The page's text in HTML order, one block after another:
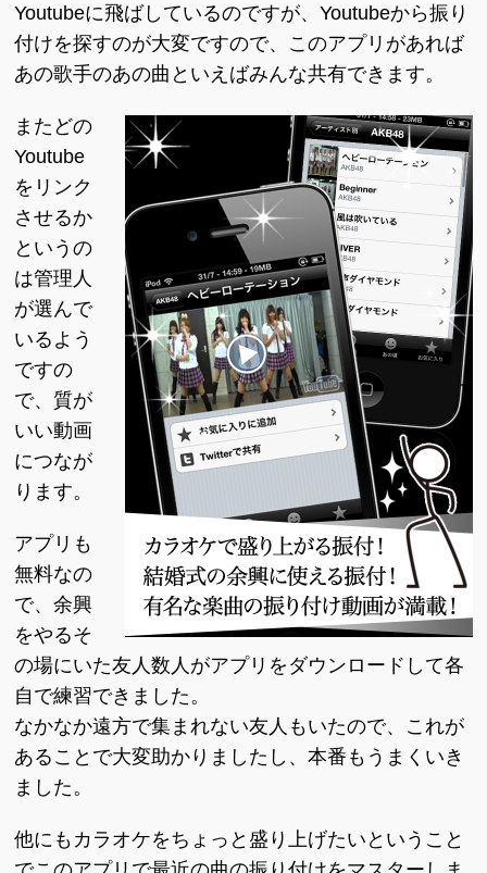
Youtubeに飛ばしているのですが、Youtubeから振り
付けを探すのが大変ですので、このアプリがあれば
あの歌手のあの曲といえばみんな共有できます。
またどの
Youtube
をリンク
させるか
というの
は管理人
が選んで
いるよう
ですの
で、質が
いい動画
につなが
ります。
アプリも
無料なの
で、余興
をやるそ
の場にいた友人数人がアプリをダウンロードして各
自で練習できました。
なかなか遠方で集まれない友人もいたので、これが
あることで大変助かりましたし、本番もうまくいき
ました。
他にもカラオケをちょっと盛り上げたいということ